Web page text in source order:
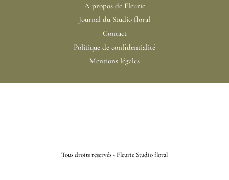
A propos de Fleurie
Journal du Studio floral
Contact
Politique de confidentialité
Mentions légales
Tous droits réservés - Fleurie Studio floral